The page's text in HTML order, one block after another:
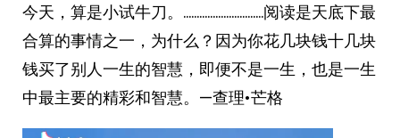
今天，算是小试牛刀。…………………………阅读是天底下最
合算的事情之一，为什么？因为你花几块钱十几块
钱买了别人一生的智慧，即便不是一生，也是一生
中最主要的精彩和智慧。—查理•芒格